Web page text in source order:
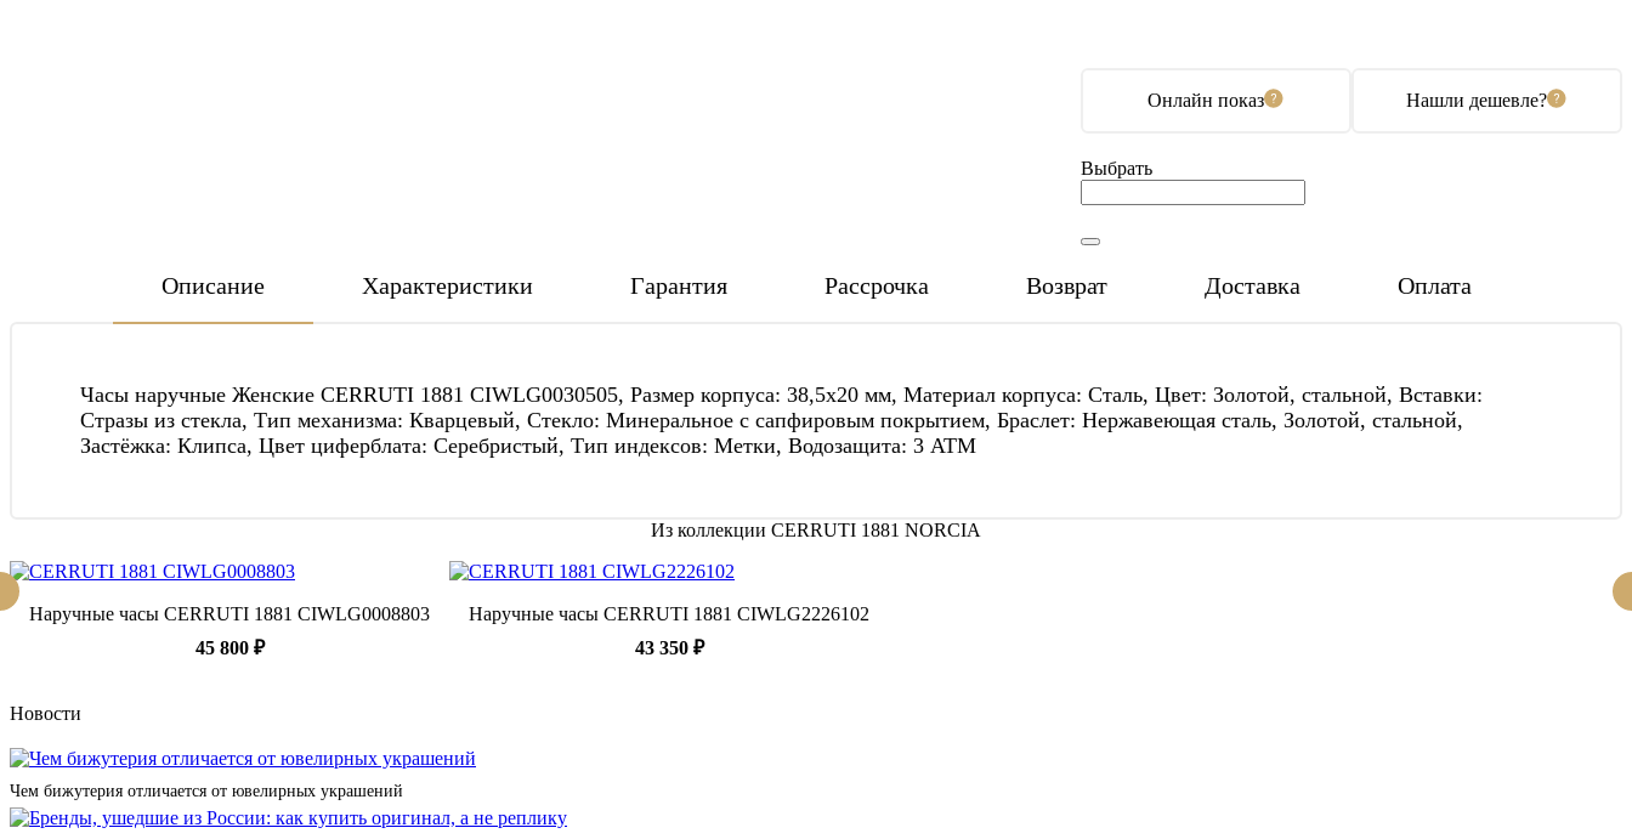
Онлайн показ Нашли дешевле?
Выбрать
Описание Характеристики Гарантия Рассрочка Возврат Доставка Оплата
Часы наручные Женские CERRUTI 1881 CIWLG0030505, Размер корпуса: 38,5x20 мм, Материал корпуса: Сталь, Цвет: Золотой, стальной, Вставки:
Стразы из стекла, Тип механизма: Кварцевый, Стекло: Минеральное с сапфировым покрытием, Браслет: Нержавеющая сталь, Золотой, стальной,
Застёжка: Клипса, Цвет циферблата: Серебристый, Тип индексов: Метки, Водозащита: 3 АТМ
Из коллекции CERRUTI 1881 NORCIA
Наручные часы CERRUTI 1881 CIWLG0008803
45 800 ₽
Наручные часы CERRUTI 1881 CIWLG2226102
43 350 ₽
Новости
Чем бижутерия отличается от ювелирных украшений